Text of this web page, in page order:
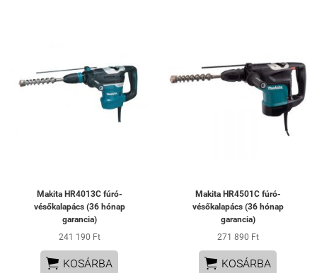
Makita HR4013C fúró-
vésőkalapács (36 hónap
garancia)
241 190 Ft
 KOSÁRBA
Makita HR4501C fúró-
vésőkalapács (36 hónap
garancia)
271 890 Ft
 KOSÁRBA